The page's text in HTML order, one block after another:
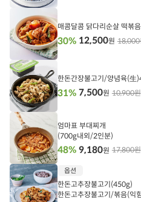
담
기
담
매콤달콤 닭다리순살 떡볶
18,000
30% 12,500원
담
기
한돈간장불고기/양념육(生
10,900원
31% 7,500원
담
기
엄마표 부대찌개
(700g내외/2인분)
17,800원
48% 9,180원
옵션
한돈고추장불고기(450g)
한돈고추장불고기/볶음(익